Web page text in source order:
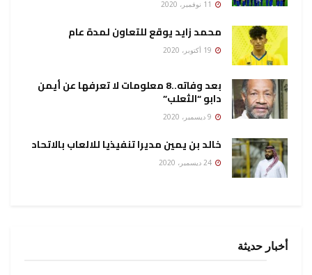
محمد زايد يوقع للتعاون لمدة عام
بعد وفاته..8 معلومات لا تعرفها عن أيمن
دابو “الثعلب”
خالد بن يمين مديرا تنفيذيا للالعاب بالاتحاد
أخبار حديثة